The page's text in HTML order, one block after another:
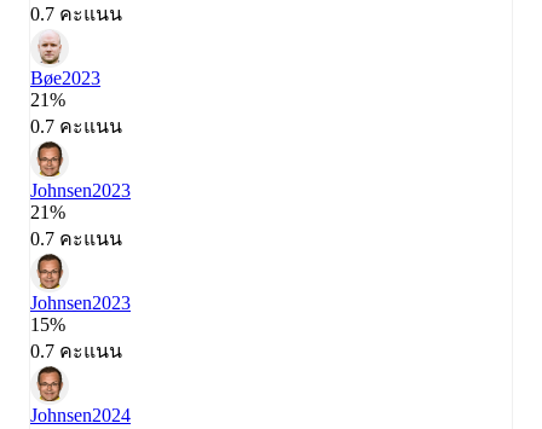
0.7 คะแนน
Bøe2023
21%
0.7 คะแนน
Johnsen2023
21%
0.7 คะแนน
Johnsen2023
15%
0.7 คะแนน
Johnsen2024